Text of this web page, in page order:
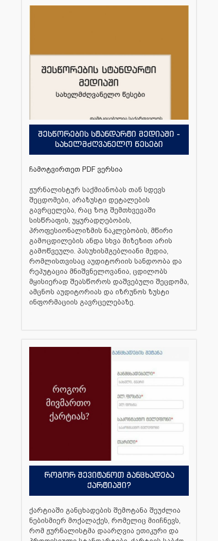
შესწორების სტანდარტი მედიაში -
სახელმძღვანელო წესები
ჩამოტვირთეთ PDF ვერსია
ჟურნალისტურ საქმიანობას თან სდევს
შეცდომები, არაზუსტი დეტალების
გავრცელება, რაც ზოგ შემთხვევაში
სისწრაფის, უყურადღებობის,
პროფესიონალიზმის ნაკლებობის, მწირი
გამოცდილების ანდა სხვა მიზეზით არის
გამოწვეული. პასუხისმგებლიანი მედია,
რომლისთვისაც აუდიტორიის სანდოობა და
რეპუტაცია მნიშვნელოვანია, ცდილობს
მყისიერად შეასწოროს დაშვებული შეცდომა,
ამცნოს აუდიტორიას და იზრუნოს ზუსტი
ინფორმაციის გავრცელებაზე.
როგორ შევიტანოთ განცხადება
ქარტიაში?
ქარტიაში განცხადების შემოტანა შეუძლია
ნებისმიერ მოქალაქეს, რომელიც მიიჩნევს,
რომ ჟურნალისტმა დაარღვია ეთიკური და